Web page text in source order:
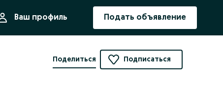
Ваш профиль Подать объявление
Подписаться
Поделиться